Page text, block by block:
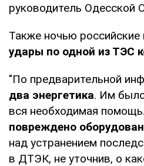
руководитель Одесской
Также ночью российские
удары по одной из ТЭС
"По предварительной
два энергетика. Им
вся необходимая помощь.
повреждено
над устранением
в ДТЭК, не уточнив, о